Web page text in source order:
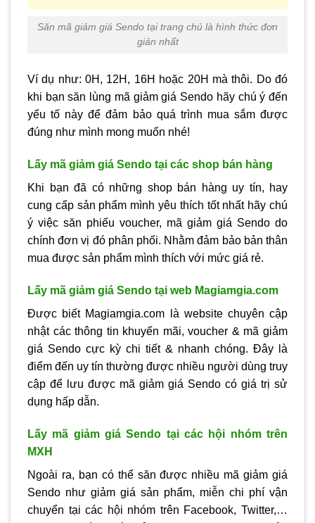
Săn mã giảm giá Sendo tại trang chủ là hình thức đơn
giản nhất
Ví dụ như: 0H, 12H, 16H hoặc 20H mà thôi. Do đó
khi bạn săn lùng mã giảm giá Sendo hãy chú ý đến
yếu tố này để đảm bảo quá trình mua sắm được
đúng như mình mong muốn nhé!
Lấy mã giảm giá Sendo tại các shop bán hàng
Khi bạn đã có những shop bán hàng uy tín, hay
cung cấp sản phẩm mình yêu thích tốt nhất hãy chú
ý việc săn phiếu voucher, mã giảm giá Sendo do
chính đơn vị đó phân phối. Nhằm đảm bảo bản thân
mua được sản phẩm mình thích với mức giá rẻ.
Lấy mã giảm giá Sendo tại web Magiamgia.com
Được biết Magiamgia.com là website chuyên cập
nhật các thông tin khuyến mãi, voucher & mã giảm
giá Sendo cực kỳ chi tiết & nhanh chóng. Đây là
điểm đến uy tín thường được nhiều người dùng truy
cập để lưu được mã giảm giá Sendo có giá trị sử
dụng hấp dẫn.
Lấy mã giảm giá Sendo tại các hội nhóm trên
MXH
Ngoài ra, bạn có thể săn được nhiều mã giảm giá
Sendo như giảm giá sản phẩm, miễn chi phí vận
chuyển tại các hội nhóm trên Facebook, Twitter,…